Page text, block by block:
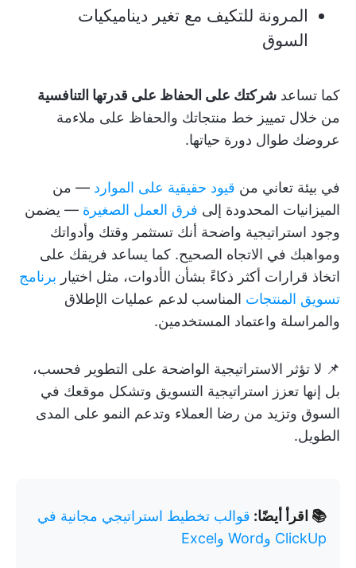
المرونة للتكيف مع تغير ديناميكيات
السوق
كما تساعد شركتك على الحفاظ على قدرتها التنافسية
من خلال تمييز خط منتجاتك والحفاظ على ملاءمة
عروضك طوال دورة حياتها.
في بيئة تعاني من قيود حقيقية على الموارد — من
الميزانيات المحدودة إلى فرق العمل الصغيرة — يضمن
وجود استراتيجية واضحة أنك تستثمر وقتك وأدواتك
ومواهبك في الاتجاه الصحيح. كما يساعد فريقك على
اتخاذ قرارات أكثر ذكاءً بشأن الأدوات، مثل اختيار برنامج
تسويق المنتجات المناسب لدعم عمليات الإطلاق
والمراسلة واعتماد المستخدمين.
📌 لا تؤثر الاستراتيجية الواضحة على التطوير فحسب،
بل إنها تعزز استراتيجية التسويق وتشكل موقعك في
السوق وتزيد من رضا العملاء وتدعم النمو على المدى
الطويل.
📚 اقرأ أيضًا: قوالب تخطيط استراتيجي مجانية في
ClickUp وWord وExcel